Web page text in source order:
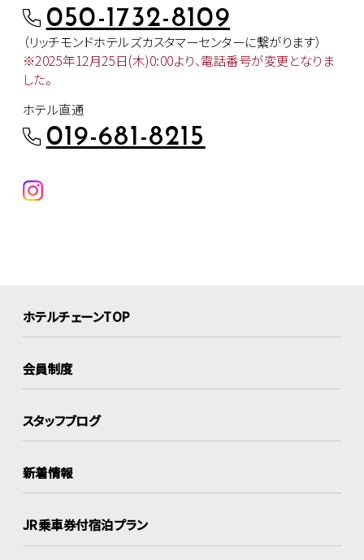
050-1732-8109
（リッチモンドホテルズカスタマーセンターに繋がります）
※2025年12月25日(木)0:00より、電話番号が変更となりま
した。
ホテル直通
019-681-8215
ホテルチェーンTOP
会員制度
スタッフブログ
新着情報
JR乗車券付宿泊プラン